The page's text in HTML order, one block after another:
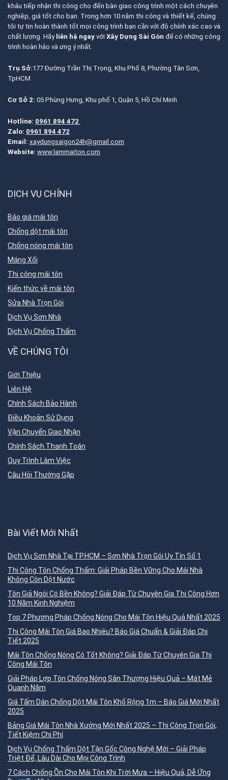
khâu tiếp nhận thi công cho đến bàn giao công trình một cách chuyên
nghiệp, giá tốt cho bạn. Trong hơn 10 năm thi công và thiết kế, chúng
tôi tự tin hoàn thành tốt mọi công trình bạn cần với độ chính xác cao và
chất lượng. Hãy liên hệ ngay với Xây Dựng Sài Gòn để có những công
trình hoàn hảo và ưng ý nhất.
Trụ Sở:177 Đường Trần Thị Trọng, Khu Phố 8, Phường Tân Sơn,
TpHCM
Cơ Sở 2: 05 Phùng Hưng, Khu phố 1, Quận 5, Hồ Chí Minh
Hotline: 0961 894 472
Zalo: 0961 894 472
Email: xaydungsaigon24h@gmail.com
Website: www.lammaiton.com
DỊCH VỤ CHÍNH
Báo giá mái tôn
Chống dột mái tôn
Chống nóng mái tôn
Máng Xối
Thi công mái tôn
Kiến thức về mái tôn
Sửa Nhà Trọn Gói
Dịch Vụ Sơn Nhà
Dịch Vụ Chống Thấm
VỀ CHÚNG TÔI
Giới Thiệu
Liên Hệ
Chính Sách Bảo Hành
Điều Khoản Sử Dụng
Vận Chuyển Giao Nhận
Chính Sách Thanh Toán
Quy Trình Làm Việc
Câu Hỏi Thường Gặp
Bài Viết Mới Nhất
Dịch Vụ Sơn Nhà Tại TP.HCM – Sơn Nhà Trọn Gói Uy Tín Số 1
Thi Công Tôn Chống Thấm: Giải Pháp Bền Vững Cho Mái Nhà
Không Còn Dột Nước
Tôn Giả Ngói Có Bền Không? Giải Đáp Từ Chuyên Gia Thi Công Hơn
10 Năm Kinh Nghiệm
Top 7 Phương Pháp Chống Nóng Cho Mái Tôn Hiệu Quả Nhất 2025
Thi Công Mái Tôn Giá Bao Nhiêu? Báo Giá Chuẩn & Giải Đáp Chi
Tiết 2025
Mái Tôn Chống Nóng Có Tốt Không? Giải Đáp Từ Chuyên Gia Thi
Công Mái Tôn
Giải Pháp Lợp Tôn Chống Nóng Sân Thượng Hiệu Quả – Mát Mẻ
Quanh Năm
Giá Tấm Dán Chống Dột Mái Tôn Khổ Rộng 1m – Báo Giá Mới Nhất
2025
Bảng Giá Mái Tôn Nhà Xưởng Mới Nhất 2025 – Thi Công Trọn Gói,
Tiết Kiệm Chi Phí
Dịch Vụ Chống Thấm Dột Tận Gốc Công Nghệ Mới – Giải Pháp
Triệt Để, Lâu Dài Cho Mọi Công Trình
7 Cách Chống Ồn Cho Mái Tôn Khi Trời Mưa – Hiệu Quả, Dễ Ứng